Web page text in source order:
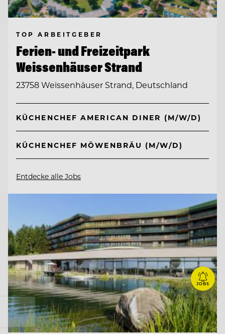
TOP ARBEITGEBER
Ferien- und Freizeitpark
Weissenhäuser Strand
23758 Weissenhäuser Strand, Deutschland
KÜCHENCHEF AMERICAN DINER (M/W/D)
KÜCHENCHEF MÖWENBRÄU (M/W/D)
Entdecke alle Jobs
JOBS